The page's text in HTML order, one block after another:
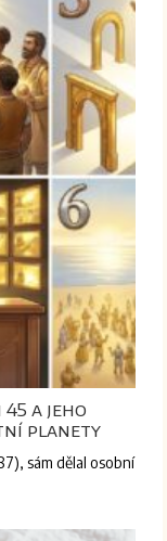
45 a jeho
planety
sám dělal osobní